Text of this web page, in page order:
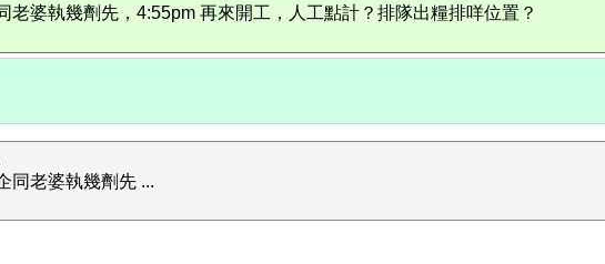
婆執幾劑先，4:55pm 再來開工，人工點計？排隊出糧排咩位置？
同老婆執幾劑先 ...